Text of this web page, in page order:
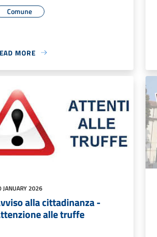
Comune
MORE
JANUARY 2026
alla cittadinanza -
alle truffe